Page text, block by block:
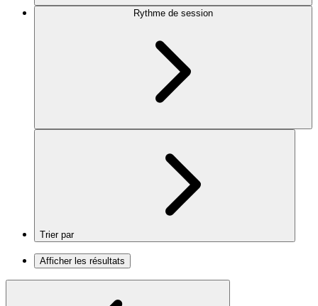
Rythme de session
Trier par
Afficher les résultats